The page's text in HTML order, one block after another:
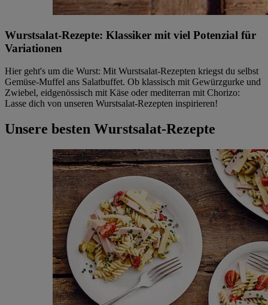
Wurstsalat-Rezepte: Klassiker mit viel Potenzial für
Variationen
Hier geht's um die Wurst: Mit Wurstsalat-Rezepten kriegst du selbst
Gemüse-Muffel ans Salatbuffet. Ob klassisch mit Gewürzgurke und
Zwiebel, eidgenössisch mit Käse oder mediterran mit Chorizo:
Lasse dich von unseren Wurstsalat-Rezepten inspirieren!
Unsere besten Wurstsalat-Rezepte